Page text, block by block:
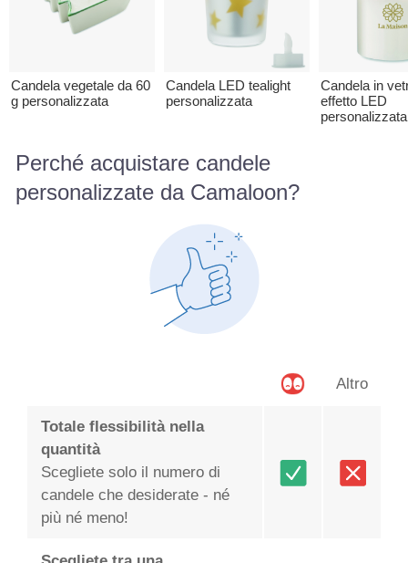
Candela vegetale da 60
g personalizzata
Candela LED tealight
personalizzata
Candela in
effetto LED
personalizzata
Perché acquistare candele
personalizzate da Camaloon?
Altro
Totale flessibilità nella
quantità
Scegliete solo il numero di
candele che desiderate - né
più né meno!